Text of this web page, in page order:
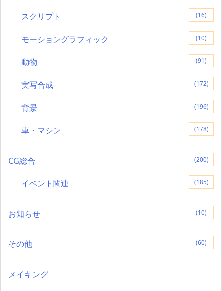
スクリプト (16)
モーショングラフィック (10)
動物 (91)
実写合成 (172)
背景 (196)
車・マシン (178)
CG総合 (200)
イベント関連 (185)
お知らせ (10)
その他 (60)
メイキング